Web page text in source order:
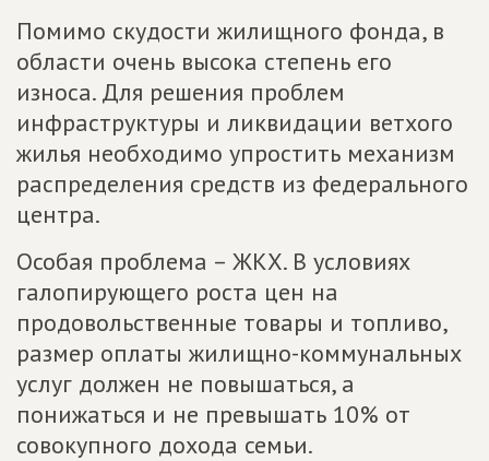
Помимо скудости жилищного фонда, в
области очень высока степень его
износа. Для решения проблем
инфраструктуры и ликвидации ветхого
жилья необходимо упростить механизм
распределения средств из федерального
центра.
Особая проблема – ЖКХ. В условиях
галопирующего роста цен на
продовольственные товары и топливо,
размер оплаты жилищно-коммунальных
услуг должен не повышаться, а
понижаться и не превышать 10% от
совокупного дохода семьи.